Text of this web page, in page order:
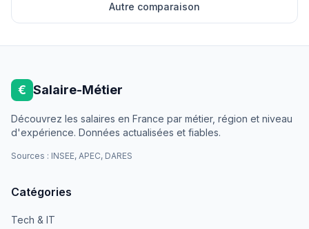
Autre comparaison
€ Salaire-Métier
Découvrez les salaires en France par métier, région et niveau
d'expérience. Données actualisées et fiables.
Sources : INSEE, APEC, DARES
Catégories
Tech & IT